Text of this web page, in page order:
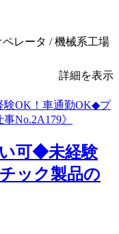
レータ / 機械系工場
詳細を表示
い可◆未経験
ック製品の